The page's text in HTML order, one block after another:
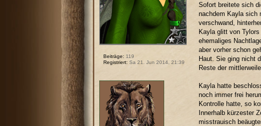
Sofort breitete sich
nachdem Kayla sich
verschwand,
Kayla glitt von
ehemaliges
aber vorher schon
Haut. Sie ging nicht
Reste der
Kayla hatte
noch immer frei
Kontrolle hatte, so
Innerhalb kürzester
misstrauisch
Beiträge: 119
Registriert: Sa 21. Jun 2014, 21:39